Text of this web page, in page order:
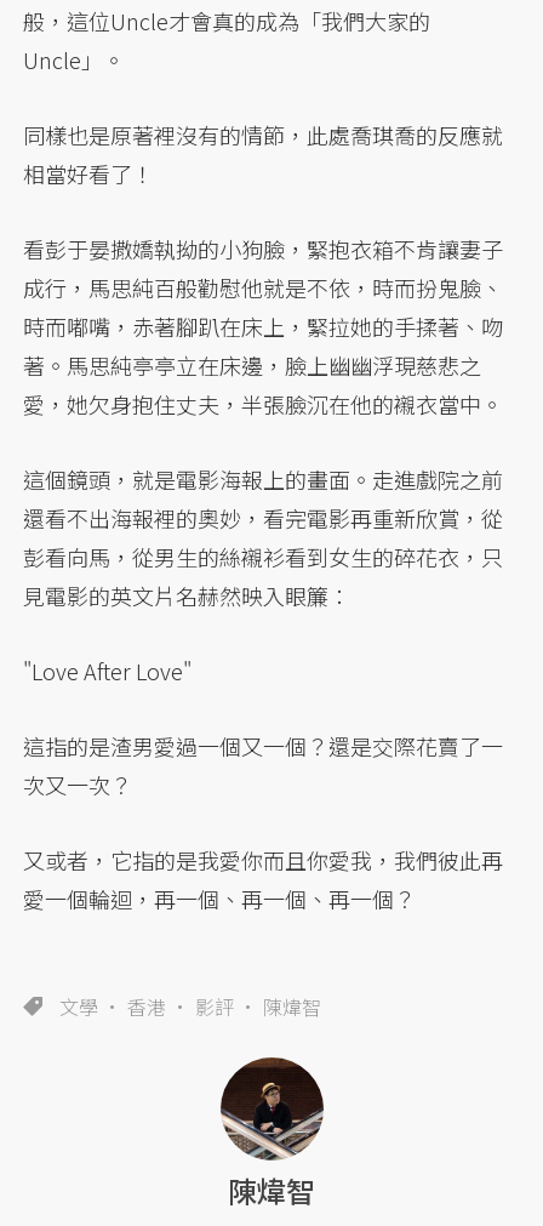
般，這位Uncle才會真的成為「我們大家的
Uncle」。
同樣也是原著裡沒有的情節，此處喬琪喬的反應就
相當好看了！
看彭于晏撒嬌執拗的小狗臉，緊抱衣箱不肯讓妻子
成行，馬思純百般勸慰他就是不依，時而扮鬼臉、
時而嘟嘴，赤著腳趴在床上，緊拉她的手揉著、吻
著。馬思純亭亭立在床邊，臉上幽幽浮現慈悲之
愛，她欠身抱住丈夫，半張臉沉在他的襯衣當中。
這個鏡頭，就是電影海報上的畫面。走進戲院之前
還看不出海報裡的奧妙，看完電影再重新欣賞，從
彭看向馬，從男生的絲襯衫看到女生的碎花衣，只
見電影的英文片名赫然映入眼簾：
"Love After Love"
這指的是渣男愛過一個又一個？還是交際花賣了一
次又一次？
又或者，它指的是我愛你而且你愛我，我們彼此再
愛一個輪迴，再一個、再一個、再一個？
文學 香港 影評 陳煒智
陳煒智